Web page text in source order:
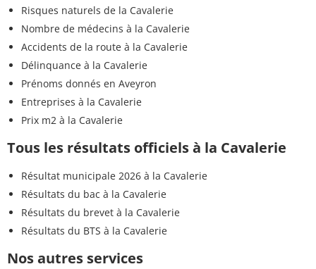
Risques naturels de la Cavalerie
Nombre de médecins à la Cavalerie
Accidents de la route à la Cavalerie
Délinquance à la Cavalerie
Prénoms donnés en Aveyron
Entreprises à la Cavalerie
Prix m2 à la Cavalerie
Tous les résultats officiels à la Cavalerie
Résultat municipale 2026 à la Cavalerie
Résultats du bac à la Cavalerie
Résultats du brevet à la Cavalerie
Résultats du BTS à la Cavalerie
Nos autres services